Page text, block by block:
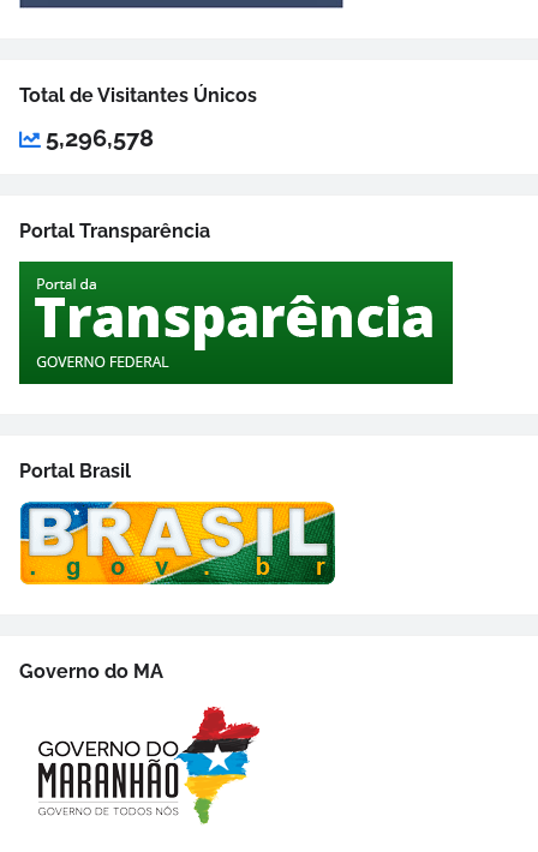
Total de Visitantes Únicos
5,296,578
Portal Transparência
Portal Brasil
Governo do MA